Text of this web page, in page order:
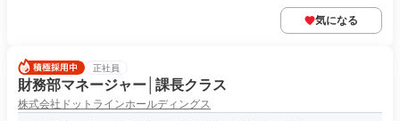
気になる
正社員
財務部マネージャー│課長クラス
株式会社ドットラインホールディングス